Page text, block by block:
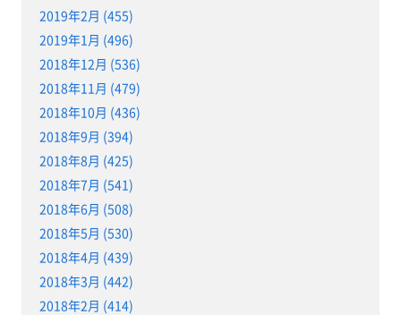
2019年2月 (455)
2019年1月 (496)
2018年12月 (536)
2018年11月 (479)
2018年10月 (436)
2018年9月 (394)
2018年8月 (425)
2018年7月 (541)
2018年6月 (508)
2018年5月 (530)
2018年4月 (439)
2018年3月 (442)
2018年2月 (414)